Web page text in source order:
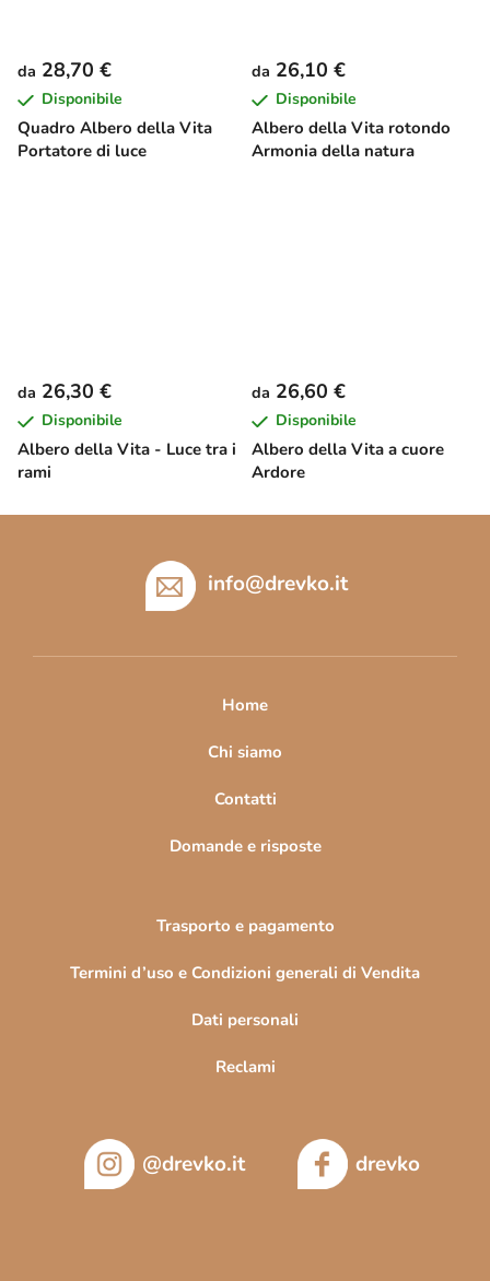
Quadro Albero della Vita
Portatore di luce
da 28,70 €
Disponibile
Albero della Vita rotondo
Armonia della natura
da 26,10 €
Disponibile
Albero della Vita - Luce tra i
rami
da 26,30 €
Disponibile
Albero della Vita a cuore
Ardore
da 26,60 €
Disponibile
info@drevko.it
Home
Chi siamo
Contatti
Domande e risposte
Trasporto e pagamento
Termini d’uso e Condizioni generali di Vendita
Dati personali
Reclami
@drevko.it drevko